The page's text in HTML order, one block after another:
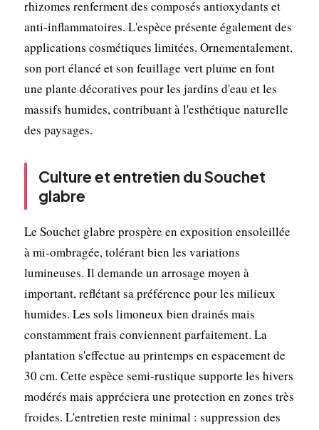
rhizomes renferment des composés antioxydants et
anti-inflammatoires. L'espèce présente également des
applications cosmétiques limitées. Ornementalement,
son port élancé et son feuillage vert plume en font
une plante décoratives pour les jardins d'eau et les
massifs humides, contribuant à l'esthétique naturelle
des paysages.
Culture et entretien du Souchet
glabre
Le Souchet glabre prospère en exposition ensoleillée
à mi-ombragée, tolérant bien les variations
lumineuses. Il demande un arrosage moyen à
important, reflétant sa préférence pour les milieux
humides. Les sols limoneux bien drainés mais
constamment frais conviennent parfaitement. La
plantation s'effectue au printemps en espacement de
30 cm. Cette espèce semi-rustique supporte les hivers
modérés mais appréciera une protection en zones très
froides. L'entretien reste minimal : suppression des